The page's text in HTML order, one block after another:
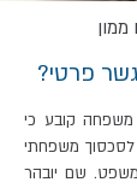
פרטי?
משפחה קובע כי
לסכסוך משפחתי
שם יובהר